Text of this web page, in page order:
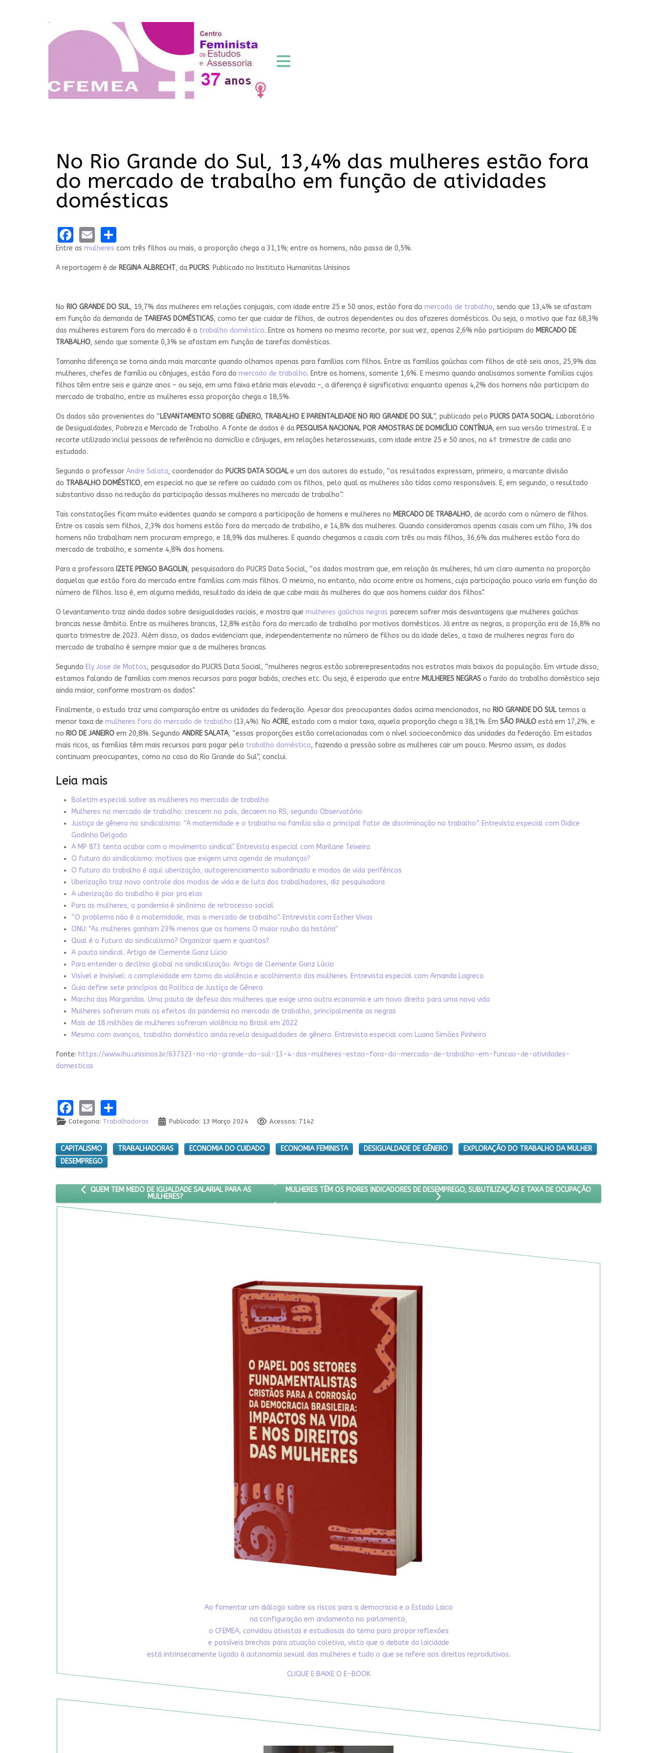
No Rio Grande do Sul, 13,4% das mulheres estão fora
do mercado de trabalho em função de atividades
domésticas
Facebook
Email
Entre as mulheres com três filhos ou mais, a proporção chega a 31,1%; entre os homens, não passa de 0,5%.
A reportagem é de REGINA ALBRECHT, da PUCRS. Publicado no Instituto Humanitas Unisinos
No RIO GRANDE DO SUL, 19,7% das mulheres em relações conjugais, com idade entre 25 e 50 anos, estão fora do mercado de trabalho, sendo que 13,4% se afastam
em função da demanda de TAREFAS DOMÉSTICAS, como ter que cuidar de filhos, de outros dependentes ou dos afazeres domésticos. Ou seja, o motivo que faz 68,3%
das mulheres estarem fora do mercado é o trabalho doméstico. Entre os homens no mesmo recorte, por sua vez, apenas 2,6% não participam do MERCADO DE
TRABALHO, sendo que somente 0,3% se afastam em função de tarefas domésticas.
Tamanha diferença se torna ainda mais marcante quando olhamos apenas para famílias com filhos. Entre as famílias gaúchas com filhos de até seis anos, 25,9% das
mulheres, chefes de família ou cônjuges, estão fora do mercado de trabalho. Entre os homens, somente 1,6%. E mesmo quando analisamos somente famílias cujos
filhos têm entre seis e quinze anos – ou seja, em uma faixa etária mais elevada –, a diferença é significativa: enquanto apenas 4,2% dos homens não participam do
mercado de trabalho, entre as mulheres essa proporção chega a 18,5%.
Os dados são provenientes do “LEVANTAMENTO SOBRE GÊNERO, TRABALHO E PARENTALIDADE NO RIO GRANDE DO SUL”, publicado pelo PUCRS DATA SOCIAL: Laboratório
de Desigualdades, Pobreza e Mercado de Trabalho. A fonte de dados é da PESQUISA NACIONAL POR AMOSTRAS DE DOMICÍLIO CONTÍNUA, em sua versão trimestral. E o
recorte utilizado inclui pessoas de referência no domicílio e cônjuges, em relações heterossexuais, com idade entre 25 e 50 anos, no 4º trimestre de cada ano
estudado.
Segundo o professor Andre Salata, coordenador do PUCRS DATA SOCIAL e um dos autores do estudo, “os resultados expressam, primeiro, a marcante divisão
do TRABALHO DOMÉSTICO, em especial no que se refere ao cuidado com os filhos, pelo qual as mulheres são tidas como responsáveis. E, em segundo, o resultado
substantivo disso na redução da participação dessas mulheres no mercado de trabalho”.
Tais constatações ficam muito evidentes quando se compara a participação de homens e mulheres no MERCADO DE TRABALHO, de acordo com o número de filhos.
Entre os casais sem filhos, 2,3% dos homens estão fora do mercado de trabalho, e 14,8% das mulheres. Quando consideramos apenas casais com um filho, 3% dos
homens não trabalham nem procuram emprego, e 18,9% das mulheres. E quando chegamos a casais com três ou mais filhos, 36,6% das mulheres estão fora do
mercado de trabalho, e somente 4,8% dos homens.
Para a professora IZETE PENGO BAGOLIN, pesquisadora do PUCRS Data Social, “os dados mostram que, em relação às mulheres, há um claro aumento na proporção
daquelas que estão fora do mercado entre famílias com mais filhos. O mesmo, no entanto, não ocorre entre os homens, cuja participação pouco varia em função do
número de filhos. Isso é, em alguma medida, resultado da ideia de que cabe mais às mulheres do que aos homens cuidar dos filhos".
O levantamento traz ainda dados sobre desigualdades raciais, e mostra que mulheres gaúchas negras parecem sofrer mais desvantagens que mulheres gaúchas
brancas nesse âmbito. Entre as mulheres brancas, 12,8% estão fora do mercado de trabalho por motivos domésticos. Já entre as negras, a proporção era de 16,8% no
quarto trimestre de 2023. Além disso, os dados evidenciam que, independentemente no número de filhos ou da idade deles, a taxa de mulheres negras fora do
mercado de trabalho é sempre maior que a de mulheres brancas.
Segundo Ely Jose de Mattos, pesquisador do PUCRS Data Social, “mulheres negras estão sobrerepresentadas nos estratos mais baixos da população. Em virtude disso,
estamos falando de famílias com menos recursos para pagar babás, creches etc. Ou seja, é esperado que entre MULHERES NEGRAS o fardo do trabalho doméstico seja
ainda maior, conforme mostram os dados".
Finalmente, o estudo traz uma comparação entre as unidades da federação. Apesar dos preocupantes dados acima mencionados, no RIO GRANDE DO SUL temos a
menor taxa de mulheres fora do mercado de trabalho (13,4%). No ACRE, estado com a maior taxa, aquela proporção chega a 38,1%. Em SÃO PAULO está em 17,2%, e
no RIO DE JANEIRO em 20,8%. Segundo ANDRE SALATA, “essas proporções estão correlacionadas com o nível socioeconômico das unidades da federação. Em estados
mais ricos, as famílias têm mais recursos para pagar pelo trabalho doméstico, fazendo a pressão sobre as mulheres cair um pouco. Mesmo assim, os dados
continuam preocupantes, como no caso do Rio Grande do Sul”, conclui.
Leia mais
Boletim especial sobre as mulheres no mercado de trabalho
Mulheres no mercado de trabalho: crescem no país, decaem no RS, segundo Observatório
Justiça de gênero no sindicalismo: “A maternidade e o trabalho na família são o principal fator de discriminação no trabalho”. Entrevista especial com Didice
Godinho Delgado
A MP 873 tenta acabar com o movimento sindical". Entrevista especial com Marilane Teixeira
O futuro do sindicalismo: motivos que exigem uma agenda de mudanças?
O futuro do trabalho é aqui: uberização, autogerenciamento subordinado e modos de vida periféricos
Uberização traz novo controle dos modos de vida e de luta dos trabalhadores, diz pesquisadora
A uberização do trabalho é pior pra elas
Para as mulheres, a pandemia é sinônimo de retrocesso social
“O problema não é a maternidade, mas o mercado de trabalho”. Entrevista com Esther Vivas
ONU: "As mulheres ganham 23% menos que os homens O maior roubo da história"
Qual é o futuro do sindicalismo? Organizar quem e quantos?
A pauta sindical. Artigo de Clemente Ganz Lúcio
Para entender o declínio global na sindicalização. Artigo de Clemente Ganz Lúcio
Visível e Invisível: a complexidade em torno da violência e acolhimento das mulheres. Entrevista especial com Amanda Lagreca
Guia define sete princípios da Política de Justiça de Gênero
Marcha das Margaridas. Uma pauta de defesa das mulheres que exige uma outra economia e um novo direito para uma nova vida
Mulheres sofreram mais os efeitos da pandemia no mercado de trabalho, principalmente as negras
Mais de 18 milhões de mulheres sofreram violência no Brasil em 2022
Mesmo com avanços, trabalho doméstico ainda revela desigualdades de gênero. Entrevista especial com Luana Simões Pinheiro
fonte: https://www.ihu.unisinos.br/637323-no-rio-grande-do-sul-13-4-das-mulheres-estao-fora-do-mercado-de-trabalho-em-funcao-de-atividades-
domesticas
Facebook
Email
Categoria: Trabalhadoras Publicado: 13 Março 2024 Acessos: 7142
CAPITALISMO TRABALHADORAS ECONOMIA DO CUIDADO ECONOMIA FEMINISTA DESIGUALDADE DE GÊNERO
EXPLORAÇÃO DO TRABALHO DA MULHER
DESEMPREGO
ARTIGO ANTERIOR: QUEM TEM MEDO DE IGUALDADE SALARIAL PARA AS MULHERES?
QUEM TEM MEDO DE IGUALDADE SALARIAL PARA AS
MULHERES?
PRÓXIMO ARTIGO: MULHERES TÊM OS PIORES INDICADORES DE DESEMPREGO, SUBUTILIZAÇÃO E TAXA DE OCUPAÇÃO
MULHERES TÊM OS PIORES INDICADORES DE DESEMPREGO, SUBUTILIZAÇÃO E TAXA DE OCUPAÇÃO
Ao fomentar um diálogo sobre os riscos para a democracia e o Estado Laico
na configuração em andamento no parlamento,
o CFEMEA, convidou ativistas e estudiosas do tema para propor reflexões
e possíveis brechas para atuação coletiva, visto que o debate da laicidade
está intrinsecamente ligado à autonomia sexual das mulheres e tudo o que se refere aos direitos reprodutivos.
CLIQUE E BAIXE O E-BOOK